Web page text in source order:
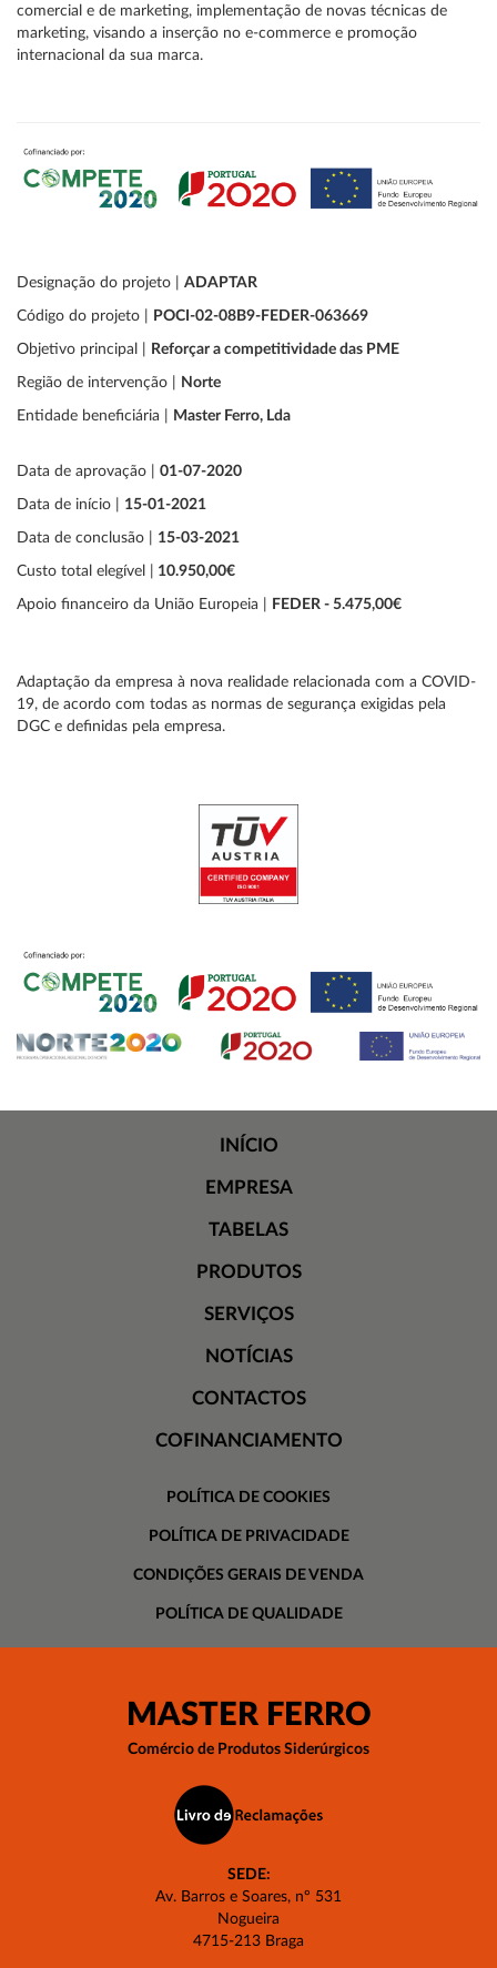
comercial e de marketing, implementação de novas técnicas de
marketing, visando a inserção no e-commerce e promoção
internacional da sua marca.
Designação do projeto | ADAPTAR
Código do projeto | POCI-02-08B9-FEDER-063669
Objetivo principal | Reforçar a competitividade das PME
Região de intervenção | Norte
Entidade beneficiária | Master Ferro, Lda
Data de aprovação | 01-07-2020
Data de início | 15-01-2021
Data de conclusão | 15-03-2021
Custo total elegível | 10.950,00€
Apoio financeiro da União Europeia | FEDER - 5.475,00€
Adaptação da empresa à nova realidade relacionada com a COVID-
19, de acordo com todas as normas de segurança exigidas pela
DGC e definidas pela empresa.
INÍCIO
EMPRESA
TABELAS
PRODUTOS
SERVIÇOS
NOTÍCIAS
CONTACTOS
COFINANCIAMENTO
POLÍTICA DE COOKIES
POLÍTICA DE PRIVACIDADE
CONDIÇÕES GERAIS DE VENDA
POLÍTICA DE QUALIDADE
MASTER FERRO
Comércio de Produtos Siderúrgicos
SEDE:
Av. Barros e Soares, nº 531
Nogueira
4715-213 Braga